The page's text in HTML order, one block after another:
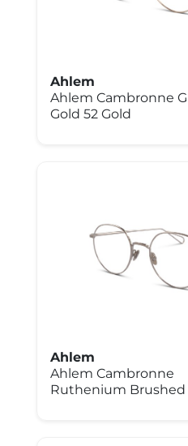
Ahlem
Ahlem Cambronne
Gold 52 Gold
Ahlem
Ahlem Cambronne
Ruthenium Brushed